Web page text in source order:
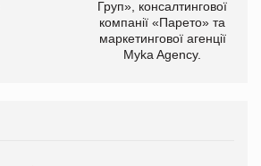
Груп», консалтингової
компанії «Парето» та
маркетингової агенції
Myka Agency.